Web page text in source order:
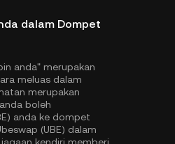
dalam Dompet
anda" merupakan
meluas dalam
merupakan
boleh
anda ke dompet
(UBE) dalam